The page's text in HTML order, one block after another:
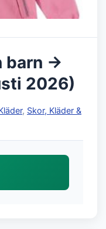
barn →
2026)
, Skor, Kläder &